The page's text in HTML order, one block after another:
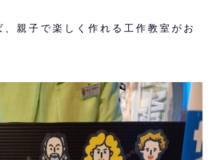
、親子で楽しく作れる工作教室がお